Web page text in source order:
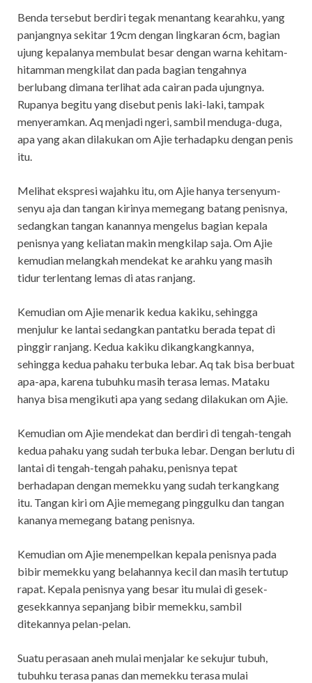
Benda tersebut berdiri tegak menantang kearahku, yang
panjangnya sekitar 19cm dengan lingkaran 6cm, bagian
ujung kepalanya membulat besar dengan warna kehitam-
hitamman mengkilat dan pada bagian tengahnya
berlubang dimana terlihat ada cairan pada ujungnya.
Rupanya begitu yang disebut penis laki-laki, tampak
menyeramkan. Aq menjadi ngeri, sambil menduga-duga,
apa yang akan dilakukan om Ajie terhadapku dengan penis
itu.
Melihat ekspresi wajahku itu, om Ajie hanya tersenyum-
senyu aja dan tangan kirinya memegang batang penisnya,
sedangkan tangan kanannya mengelus bagian kepala
penisnya yang keliatan makin mengkilap saja. Om Ajie
kemudian melangkah mendekat ke arahku yang masih
tidur terlentang lemas di atas ranjang.
Kemudian om Ajie menarik kedua kakiku, sehingga
menjulur ke lantai sedangkan pantatku berada tepat di
pinggir ranjang. Kedua kakiku dikangkangkannya,
sehingga kedua pahaku terbuka lebar. Aq tak bisa berbuat
apa-apa, karena tubuhku masih terasa lemas. Mataku
hanya bisa mengikuti apa yang sedang dilakukan om Ajie.
Kemudian om Ajie mendekat dan berdiri di tengah-tengah
kedua pahaku yang sudah terbuka lebar. Dengan berlutu di
lantai di tengah-tengah pahaku, penisnya tepat
berhadapan dengan memekku yang sudah terkangkang
itu. Tangan kiri om Ajie memegang pinggulku dan tangan
kananya memegang batang penisnya.
Kemudian om Ajie menempelkan kepala penisnya pada
bibir memekku yang belahannya kecil dan masih tertutup
rapat. Kepala penisnya yang besar itu mulai di gesek-
gesekkannya sepanjang bibir memekku, sambil
ditekannya pelan-pelan.
Suatu perasaan aneh mulai menjalar ke sekujur tubuh,
tubuhku terasa panas dan memekku terasa mulai